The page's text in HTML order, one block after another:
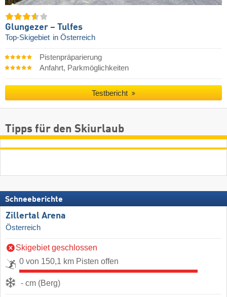
Glungezer – Tulfes
Top-Skigebiet in Österreich
Pistenpräparierung
Anfahrt, Parkmöglichkeiten
Testbericht
Tipps für den Skiurlaub
Schneeberichte
Zillertal Arena
Österreich
Skigebiet geschlossen
0 von 150,1 km Pisten offen
- cm (Berg)